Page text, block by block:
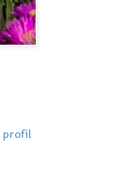
profil